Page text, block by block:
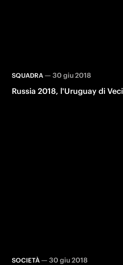
SQUADRA— 30 giu 2018
Russia 2018, l'Uruguay di
SOCIETÀ— 30 giu 2018